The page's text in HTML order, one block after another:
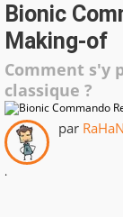
Bionic
Making-of
Comment s'y
classique ?
par RaHaN
.